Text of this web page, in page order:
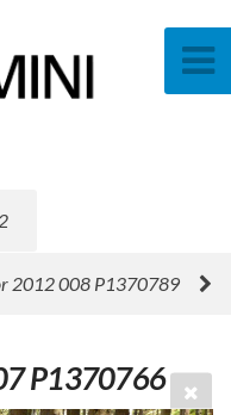
2012 008 P1370789
P1370766